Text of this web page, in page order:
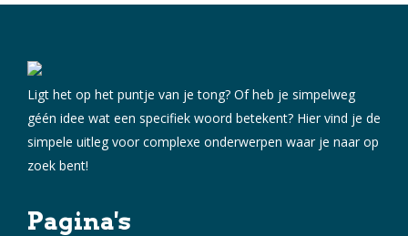
Ligt het op het puntje van je tong? Of heb je simpelweg
géén idee wat een specifiek woord betekent? Hier vind je de
simpele uitleg voor complexe onderwerpen waar je naar op
zoek bent!
Pagina's